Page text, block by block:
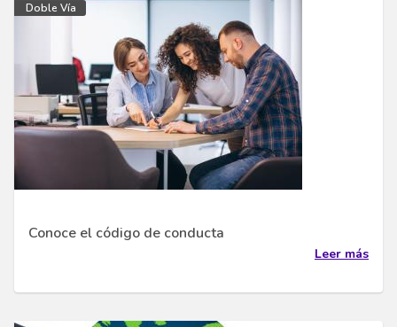
Doble Vía
Conoce el código de conducta
Leer más